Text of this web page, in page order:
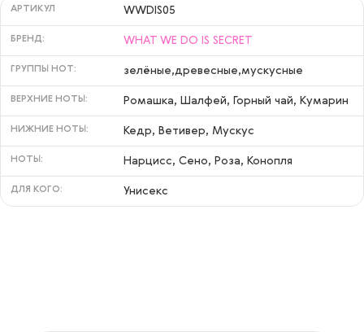
АРТИКУЛ WWDIS05
БРЕНД: WHAT WE DO IS SECRET
ГРУППЫ НОТ: зелёные,древесные,мускусные
ВЕРХНИЕ НОТЫ: Ромашка, Шалфей, Горный чай, Кумарин
НИЖНИЕ НОТЫ: Кедр, Ветивер, Мускус
НОТЫ: Нарцисс, Сено, Роза, Конопля
ДЛЯ КОГО: Унисекс